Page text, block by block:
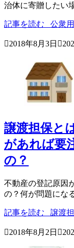
治体に寄贈したい
記事を読む 公衆
2018年8月3日 
譲渡担保と
があれば要
の？
不動産の登記原因
の？何が問題にな
記事を読む 譲渡
2018年8月2日 